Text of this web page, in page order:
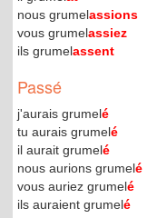
nous grumelassions
vous grumelassiez
ils grumelassent
Passé
j'aurais grumelé
tu aurais grumelé
il aurait grumelé
nous aurions grumelé
vous auriez grumelé
ils auraient grumelé